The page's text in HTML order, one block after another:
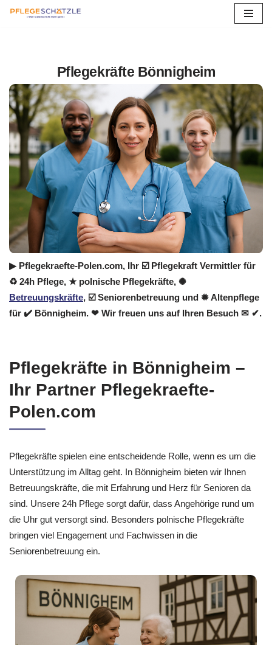
Pflegekräfte Bönnigheim
▶︎ Pflegekraefte-Polen.com, Ihr ☑️ Pflegekraft Vermittler für
♻ 24h Pflege, ★ polnische Pflegekräfte, ✺
Betreuungskräfte, ☑️ Seniorenbetreuung und ✹ Altenpflege
für ✔️ Bönnigheim. ❤ Wir freuen uns auf Ihren Besuch ✉ ✔.
Pflegekräfte in Bönnigheim –
Ihr Partner Pflegekraefte-
Polen.com
Pflegekräfte spielen eine entscheidende Rolle, wenn es um die
Unterstützung im Alltag geht. In Bönnigheim bieten wir Ihnen
Betreuungskräfte, die mit Erfahrung und Herz für Senioren da
sind. Unsere 24h Pflege sorgt dafür, dass Angehörige rund um
die Uhr gut versorgt sind. Besonders polnische Pflegekräfte
bringen viel Engagement und Fachwissen in die
Seniorenbetreuung ein.